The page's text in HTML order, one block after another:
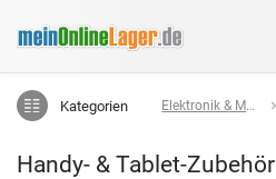
Kategorien Elektronik & Multimedia
Handy- & Tablet-Zubehör